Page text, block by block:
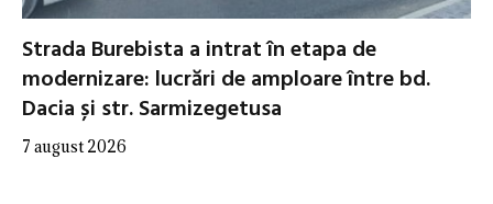
Strada Burebista a intrat în etapa de
modernizare: lucrări de amploare între bd.
Dacia și str. Sarmizegetusa
7 august 2026